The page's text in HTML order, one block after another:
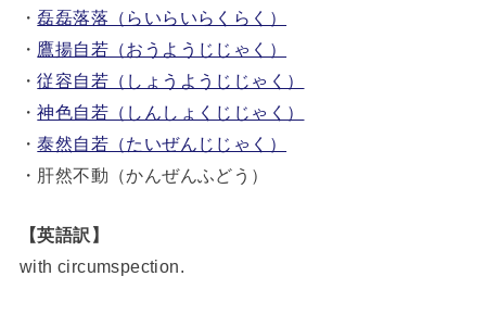
・ 磊磊落落（らいらいらくらく）
・ 鷹揚自若（おうようじじゃく）
・従容自若（しょうようじじゃく）
・神色自若（しんしょくじじゃく）
・泰然自若（たいぜんじじゃく）
・肝然不動（かんぜんふどう）
【英語訳】
with circumspection.